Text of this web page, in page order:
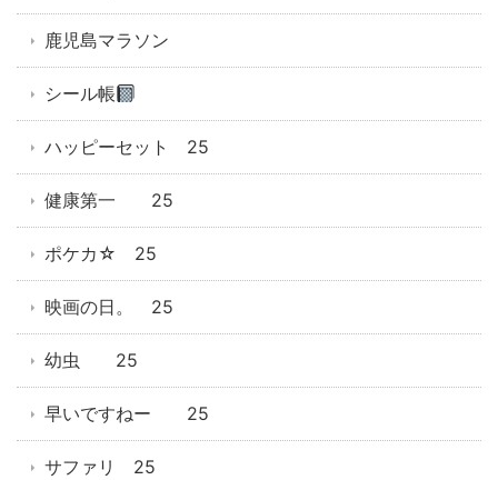
鹿児島マラソン
シール帳
ハッピーセット 25
健康第一 25
ポケカ☆ 25
映画の日。 25
幼虫 25
早いですねー 25
サファリ 25